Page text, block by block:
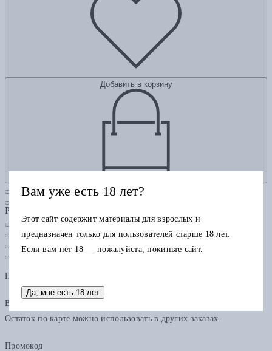
Добавить в корзину
Рубрики
Подарочная карта
В одном заказе можно применить только одну подарочную карту.
Остаток по карте можно использовать в других заказах.
Промокод
Вам уже есть 18 лет?
Этот сайт содержит материалы для взрослых и
предназначен только для пользователей старше 18 лет.
Если вам нет 18 — пожалуйста, покиньте сайт.
Да, мне есть 18 лет